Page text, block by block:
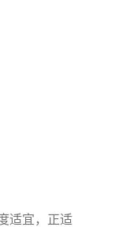
适宜，正适